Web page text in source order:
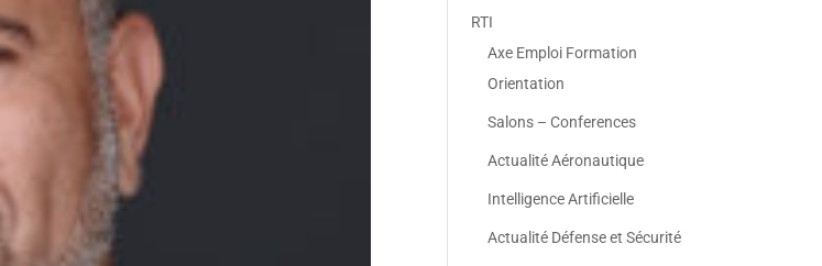
RTI
Axe Emploi Formation
Orientation
Salons – Conferences
Actualité Aéronautique
Intelligence Artificielle
Actualité Défense et Sécurité